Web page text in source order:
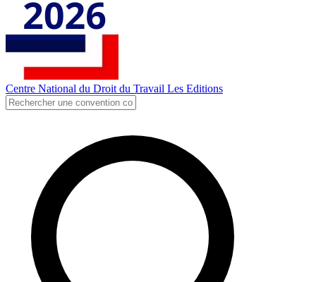
Centre National du Droit du Travail Les Editions